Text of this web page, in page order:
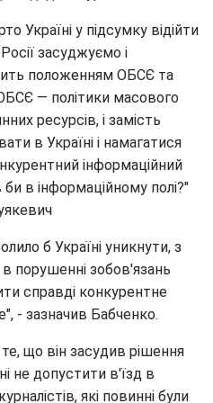
Україні у підсумку відійти
засуджуємо і
положенням ОБСЄ та
— політики масового
ресурсів, і замість
в Україні і намагатися
інформаційний
в інформаційному полі?"
б Україні уникнути, з
порушенні зобов'язань
справді конкурентне
- зазначив Бабченко.
що він засудив рішення
не допустити в'їзд в
які повинні були